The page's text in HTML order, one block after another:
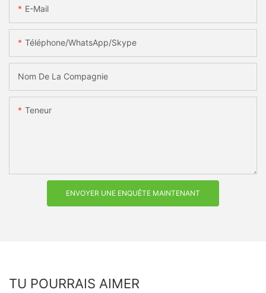
E-Mail
Téléphone/WhatsApp/Skype
Nom De La Compagnie
Teneur
ENVOYER UNE ENQUÊTE MAINTENANT
TU POURRAIS AIMER